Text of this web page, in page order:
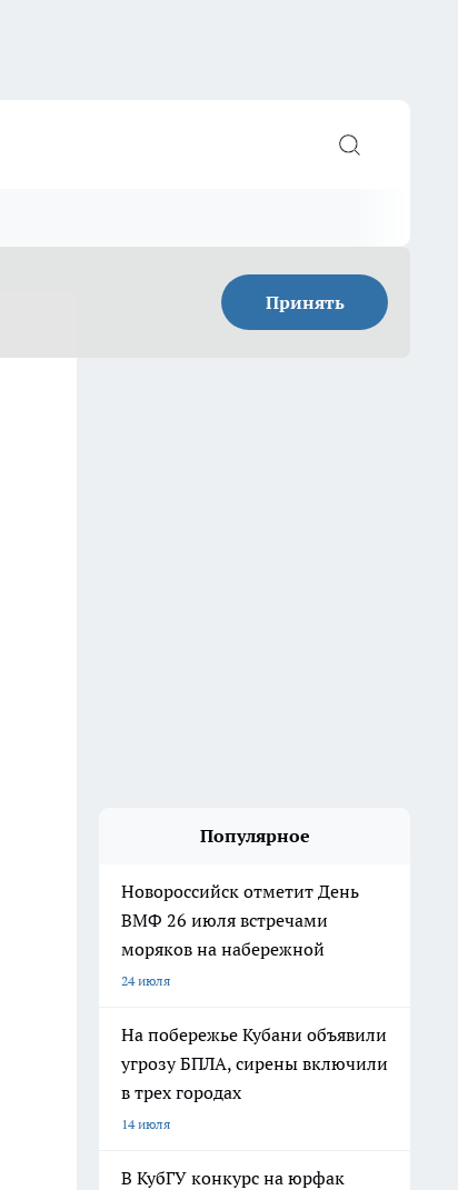
Принять
Популярное
Новороссийск отметит День
ВМФ 26 июля встречами
моряков на набережной
24 июля
На побережье Кубани объявили
угрозу БПЛА, сирены включили
в трех городах
14 июля
В КубГУ конкурс на юрфак